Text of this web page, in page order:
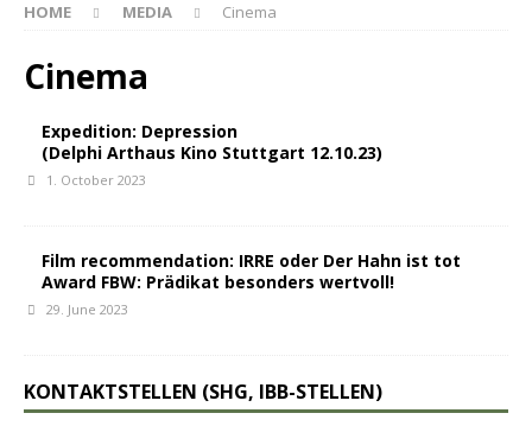
HOME MEDIA Cinema
Cinema
Expedition: Depression
(Delphi Arthaus Kino Stuttgart 12.10.23)
1. October 2023
Film recommendation: IRRE oder Der Hahn ist tot
Award FBW: Prädikat besonders wertvoll!
29. June 2023
KONTAKTSTELLEN (SHG, IBB-STELLEN)